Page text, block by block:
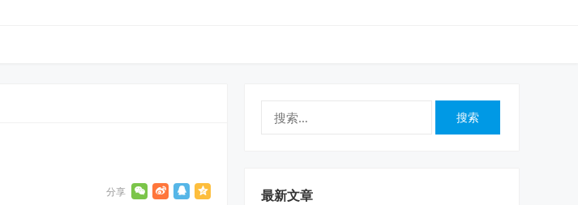
最新文章